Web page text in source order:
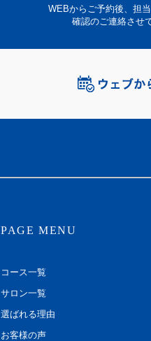
WEBからご予約後、担
確認のご連絡させ
PAGE MENU
コース一覧
サロン一覧
選ばれる理由
お客様の声